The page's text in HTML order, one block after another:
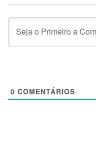
0 COMENTÁRIOS